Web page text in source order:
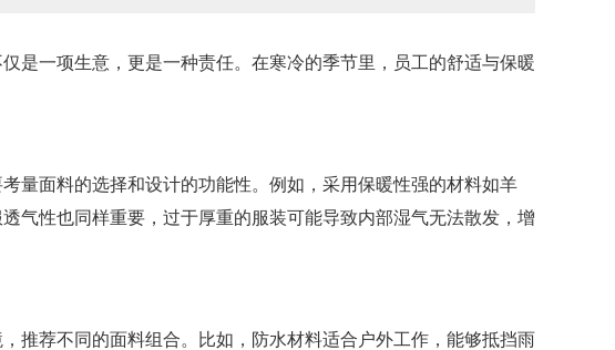
是一项生意，更是一种责任。在寒冷的季节里，员工的舒适与保暖
量面料的选择和设计的功能性。例如，采用保暖性强的材料如羊
气性也同样重要，过于厚重的服装可能导致内部湿气无法散发，增
推荐不同的面料组合。比如，防水材料适合户外工作，能够抵挡雨